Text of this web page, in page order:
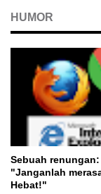
HUMOR
Sebuah renungan:
"Janganlah
Hebat!"